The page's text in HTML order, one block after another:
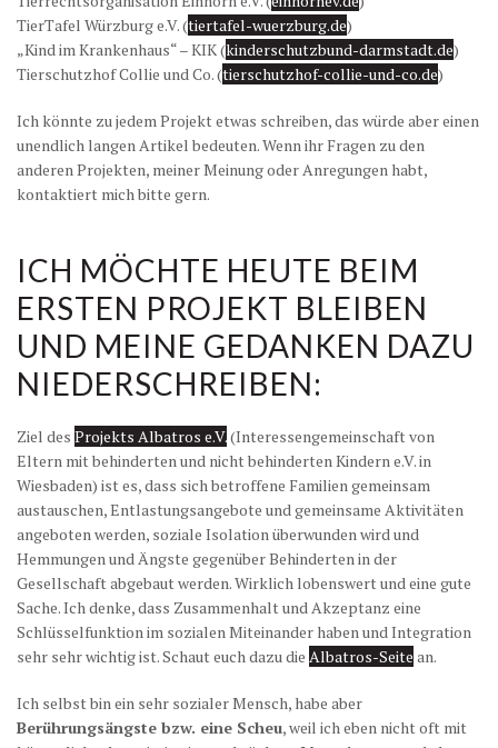
TierTafel Würzburg e.V. (tiertafel-wuerzburg.de)
„Kind im Krankenhaus“ – KIK (kinderschutzbund-darmstadt.de)
Tierschutzhof Collie und Co. (tierschutzhof-collie-und-co.de)
Ich könnte zu jedem Projekt etwas schreiben, das würde aber einen
unendlich langen Artikel bedeuten. Wenn ihr Fragen zu den
anderen Projekten, meiner Meinung oder Anregungen habt,
kontaktiert mich bitte gern.
ICH MÖCHTE HEUTE BEIM
ERSTEN PROJEKT BLEIBEN
UND MEINE GEDANKEN DAZU
NIEDERSCHREIBEN:
Ziel des Projekts Albatros e.V.(Interessengemeinschaft von
Eltern mit behinderten und nicht behinderten Kindern e.V. in
Wiesbaden) ist es, dass sich betroffene Familien gemeinsam
austauschen, Entlastungsangebote und gemeinsame Aktivitäten
angeboten werden, soziale Isolation überwunden wird und
Hemmungen und Ängste gegenüber Behinderten in der
Gesellschaft abgebaut werden. Wirklich lobenswert und eine gute
Sache. Ich denke, dass Zusammenhalt und Akzeptanz eine
Schlüsselfunktion im sozialen Miteinander haben und Integration
sehr sehr wichtig ist. Schaut euch dazu die Albatros-Seite an.
Ich selbst bin ein sehr sozialer Mensch, habe aber
Berührungsängste bzw. eine Scheu, weil ich eben nicht oft mit